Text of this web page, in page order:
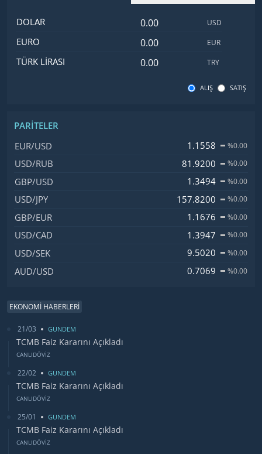
İsimDeğer
DOLAR Dolar değeri USD
EURO Euro değeri EUR
TÜRK LIRASI Türk Lirası değeri
TRY
ALIŞ SATIŞ
PARITELER
İsim, Kod
EUR/USD 1.1558 %0.00
USD/RUB 81.9200 %0.00
GBP/USD 1.3494 %0.00
USD/JPY 157.8200 %0.00
GBP/EUR 1.1676 %0.00
USD/CAD 1.3947 %0.00
USD/SEK 9.5020 %0.00
AUD/USD 0.7069 %0.00
EKONOMİ HABERLERİ
21/03 GUNDEM
TCMB Faiz Kararını Açıkladı
CANLIDÖVİZ
22/02 GUNDEM
TCMB Faiz Kararını Açıkladı
CANLIDÖVİZ
25/01 GUNDEM
TCMB Faiz Kararını Açıkladı
CANLIDÖVİZ